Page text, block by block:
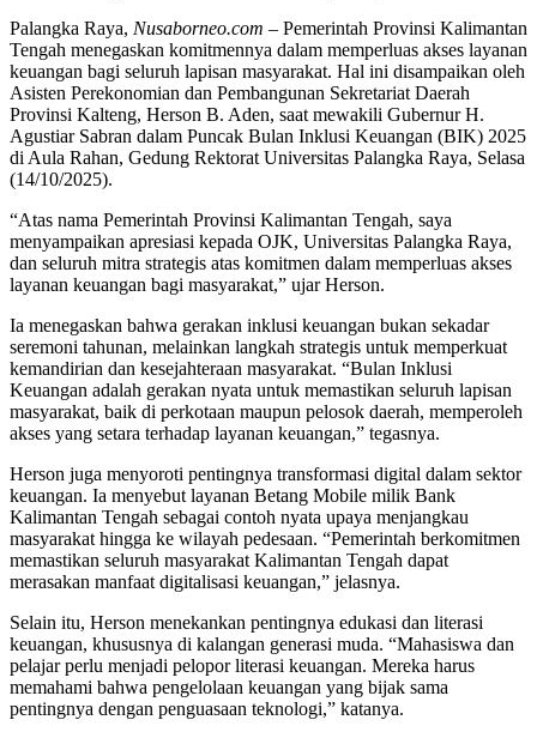
Palangka Raya, Nusaborneo.com – Pemerintah Provinsi Kalimantan
Tengah menegaskan komitmennya dalam memperluas akses layanan
keuangan bagi seluruh lapisan masyarakat. Hal ini disampaikan oleh
Asisten Perekonomian dan Pembangunan Sekretariat Daerah
Provinsi Kalteng, Herson B. Aden, saat mewakili Gubernur H.
Agustiar Sabran dalam Puncak Bulan Inklusi Keuangan (BIK) 2025
di Aula Rahan, Gedung Rektorat Universitas Palangka Raya, Selasa
(14/10/2025).
“Atas nama Pemerintah Provinsi Kalimantan Tengah, saya
menyampaikan apresiasi kepada OJK, Universitas Palangka Raya,
dan seluruh mitra strategis atas komitmen dalam memperluas akses
layanan keuangan bagi masyarakat,” ujar Herson.
Ia menegaskan bahwa gerakan inklusi keuangan bukan sekadar
seremoni tahunan, melainkan langkah strategis untuk memperkuat
kemandirian dan kesejahteraan masyarakat. “Bulan Inklusi
Keuangan adalah gerakan nyata untuk memastikan seluruh lapisan
masyarakat, baik di perkotaan maupun pelosok daerah, memperoleh
akses yang setara terhadap layanan keuangan,” tegasnya.
Herson juga menyoroti pentingnya transformasi digital dalam sektor
keuangan. Ia menyebut layanan Betang Mobile milik Bank
Kalimantan Tengah sebagai contoh nyata upaya menjangkau
masyarakat hingga ke wilayah pedesaan. “Pemerintah berkomitmen
memastikan seluruh masyarakat Kalimantan Tengah dapat
merasakan manfaat digitalisasi keuangan,” jelasnya.
Selain itu, Herson menekankan pentingnya edukasi dan literasi
keuangan, khususnya di kalangan generasi muda. “Mahasiswa dan
pelajar perlu menjadi pelopor literasi keuangan. Mereka harus
memahami bahwa pengelolaan keuangan yang bijak sama
pentingnya dengan penguasaan teknologi,” katanya.